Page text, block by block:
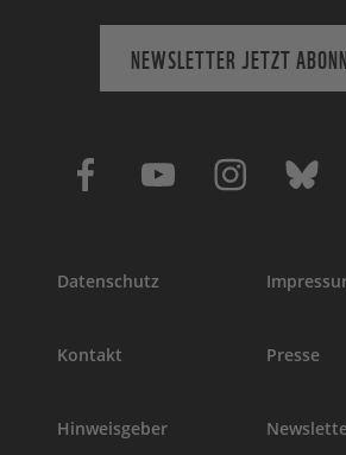
NEWSLETTER JETZT
Datenschutz
Kontakt Presse
Hinweisgeber